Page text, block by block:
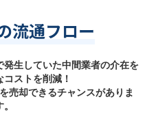
流通フロー
生していた中間業者の介在を
ストを削減！
売却できるチャンスがありま